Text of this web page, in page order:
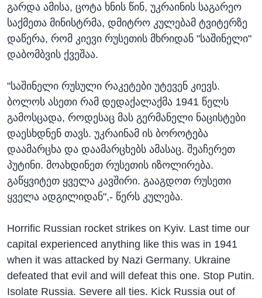
გარდა ამისა, ცოტა ხნის წინ, უკრაინის საგარეო
საქმეთა მინისტრმა, დმიტრო კულებამ ტვიტერზე
დაწერა, რომ კიევი რუსეთის მხრიდან "საშინელი"
დაბომბვის ქვეშაა.
"საშინელი რუსული რაკეტები უტევენ კიევს.
ბოლოს ასეთი რამ დედაქალაქმა 1941 წელს
გამოსცადა, როდესაც მას გერმანელი ნაცისტები
დაესხდნენ თავს. უკრაინამ ის ბოროტება
დაამარცხა და დაამარცხებს ამასაც. შეაჩერეთ
პუტინი. მოახდინეთ რუსეთის იზოლირება.
გაწყვიტეთ ყველა კავშირი. გააგდოთ რუსეთი
ყველა ადგილიდან",- წერს კულება.
Horrific Russian rocket strikes on Kyiv. Last time our
capital experienced anything like this was in 1941
when it was attacked by Nazi Germany. Ukraine
defeated that evil and will defeat this one. Stop Putin.
Isolate Russia. Severe all ties. Kick Russia out of